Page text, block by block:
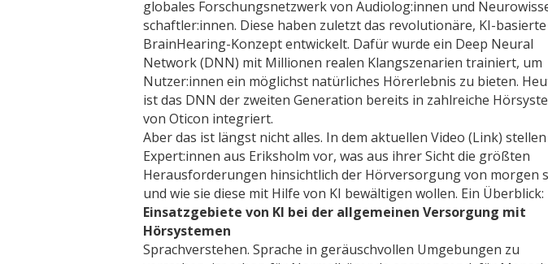
globales Forschungsnetzwerk von Audiolog:innen und
schaftler:innen. Diese haben zuletzt das revolutionäre, KI-basierte
BrainHearing-Konzept entwickelt. Dafür wurde ein Deep Neural
Network (DNN) mit Millionen realen Klangszenarien trainiert, um
Nutzer:innen ein möglichst natürliches Hörerlebnis zu bieten.
ist das DNN der zweiten Generation bereits in zahlreiche
von Oticon integriert.
Aber das ist längst nicht alles. In dem aktuellen Video (Link) stellen
Expert:innen aus Eriksholm vor, was aus ihrer Sicht die größten
Herausforderungen hinsichtlich der Hörversorgung von morgen
und wie sie diese mit Hilfe von KI bewältigen wollen. Ein Überblick:
Einsatzgebiete von KI bei der allgemeinen Versorgung mit
Hörsystemen
Sprachverstehen. Sprache in geräuschvollen Umgebungen zu